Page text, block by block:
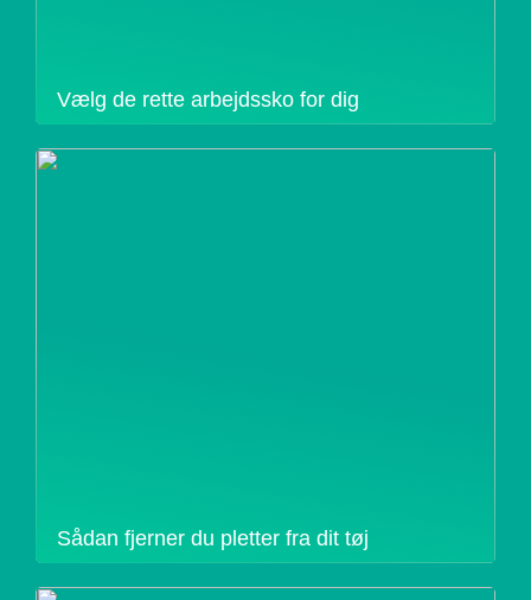
Vælg de rette arbejdssko for dig
Sådan fjerner du pletter fra dit tøj